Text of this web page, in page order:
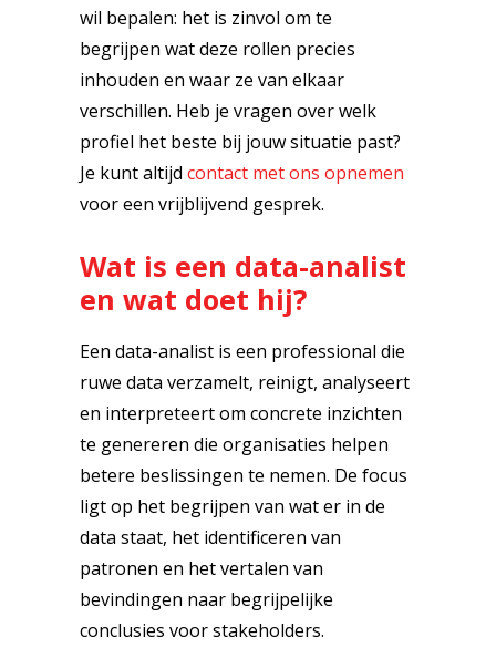
wil bepalen: het is zinvol om te
begrijpen wat deze rollen precies
inhouden en waar ze van elkaar
verschillen. Heb je vragen over welk
profiel het beste bij jouw situatie past?
Je kunt altijd contact met ons opnemen
voor een vrijblijvend gesprek.
Wat is een data-analist
en wat doet hij?
Een data-analist is een professional die
ruwe data verzamelt, reinigt, analyseert
en interpreteert om concrete inzichten
te genereren die organisaties helpen
betere beslissingen te nemen. De focus
ligt op het begrijpen van wat er in de
data staat, het identificeren van
patronen en het vertalen van
bevindingen naar begrijpelijke
conclusies voor stakeholders.